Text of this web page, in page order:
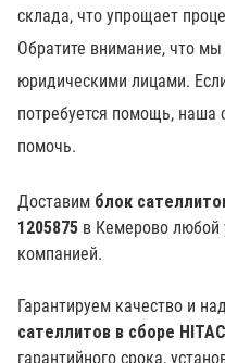
склада, что упрощает
Обратите внимание, что
юридическими лицами.
потребуется помощь, наша
помочь.
Доставим блок
1205875 в Кемерово любой
компанией.
Гарантируем качество и
сателлитов в сборе
гарантийного срока,